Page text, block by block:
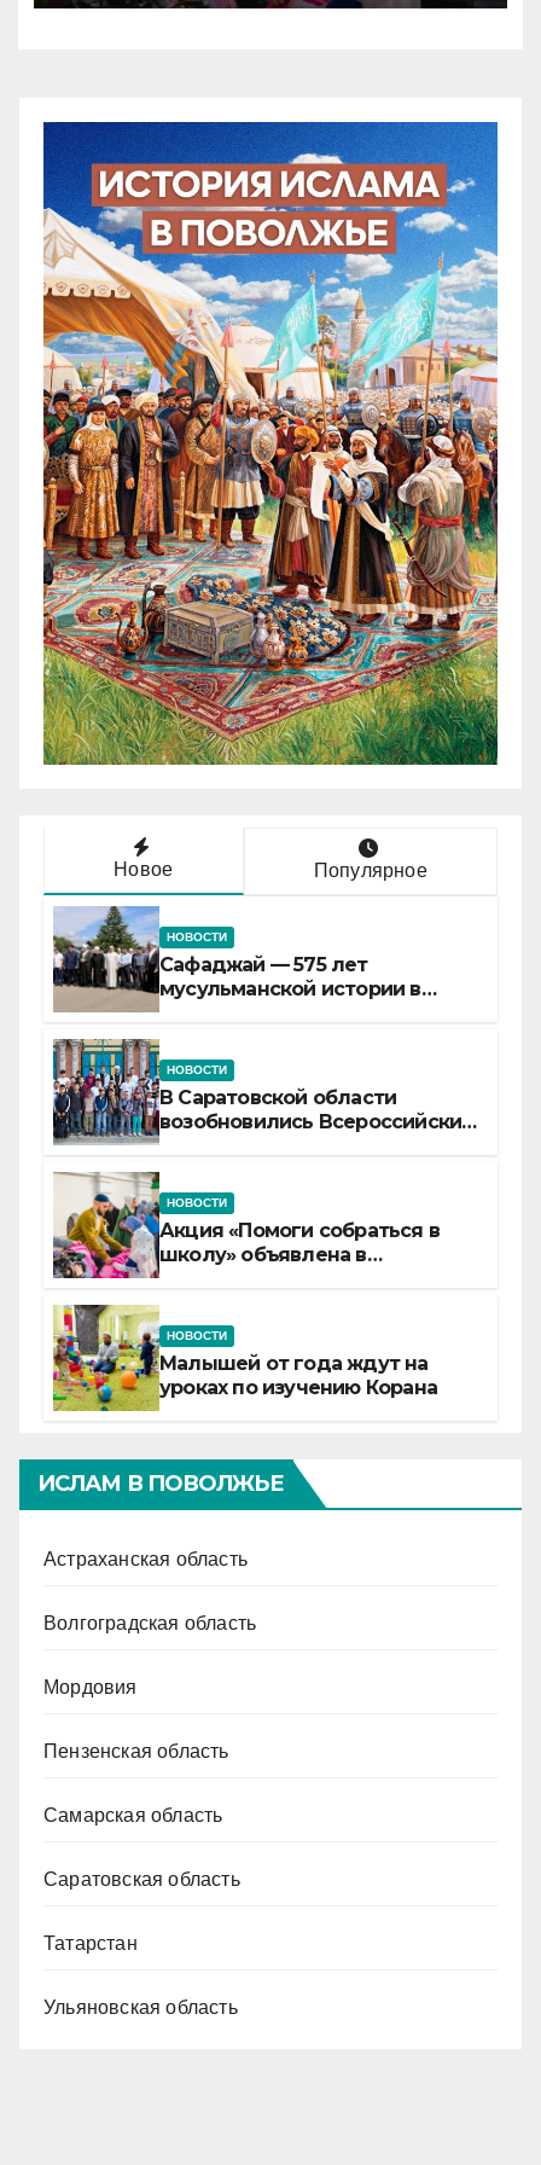
Новое Популярное
НОВОСТИ
Сафаджай — 575 лет
мусульманской истории в
НОВОСТИ
В Саратовской области
возобновились Всероссийские
НОВОСТИ
Акция «Помоги собраться в
школу» объявлена в
НОВОСТИ
Малышей от года ждут на
уроках по изучению Корана
ИСЛАМ В ПОВОЛЖЬЕ
Астраханская область
Волгоградская область
Мордовия
Пензенская область
Самарская область
Саратовская область
Татарстан
Ульяновская область